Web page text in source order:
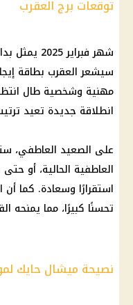
توقعات برج العقرب
شهر
سيشعر العقرب بطاقة
مهنية وشخصية طال
انطلاقة جديدة تعيد
على الصعيد العاطفي،
العاطفية الحالية، أو
استقرارًا وسعادة. كما
تحسنًا كبيرًا، مما يمنحه
نصيحة ميشال حايك